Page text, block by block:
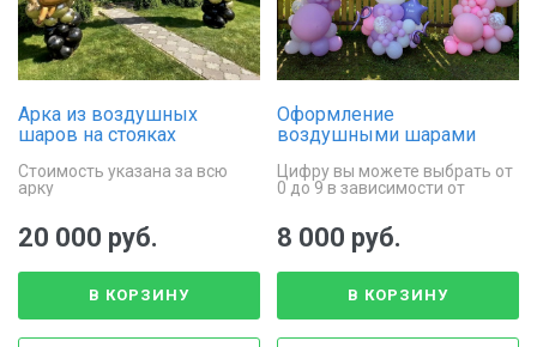
Арка из воздушных
шаров на стояках
Стоимость указана за всю
арку
20 000 руб.
В КОРЗИНУ
Оформление
воздушными шарами
Цифру вы можете выбрать от
0 до 9 в зависимости от
8 000 руб.
В КОРЗИНУ